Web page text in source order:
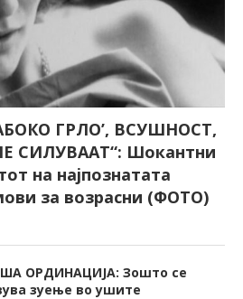
ГРЛО’, ВСУШНОСТ,
СИЛУВААТ“: Шокантни
на најпознатата
за возрасни (ФОТО)
ОРДИНАЦИЈА: Зошто се
зуење во ушите